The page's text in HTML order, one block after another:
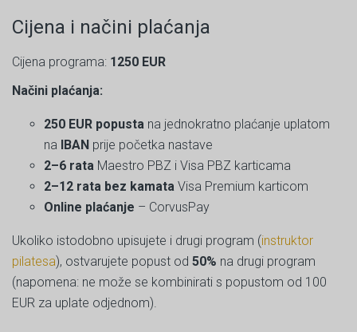
Cijena i načini plaćanja
Cijena programa: 1250 EUR
Načini plaćanja:
250 EUR popusta na jednokratno plaćanje uplatom
na IBAN prije početka nastave
2–6 rata Maestro PBZ i Visa PBZ karticama
2–12 rata bez kamata Visa Premium karticom
Online plaćanje – CorvusPay
Ukoliko istodobno upisujete i drugi program (instruktor
pilatesa), ostvarujete popust od 50% na drugi program
(napomena: ne može se kombinirati s popustom od 100
EUR za uplate odjednom).